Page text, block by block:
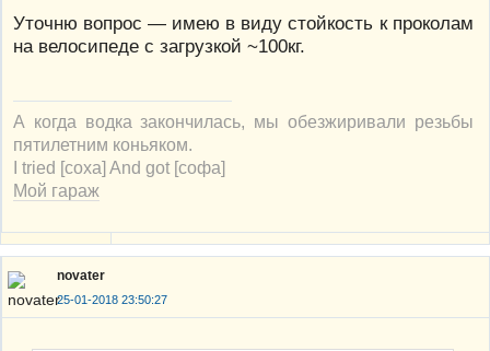
Уточню вопрос — имею в виду стойкость к проколам
на велосипеде с загрузкой ~100кг.
А когда водка закончилась, мы обезжиривали резьбы
пятилетним коньяком.
I tried [соха] And got [софа]
Мой гараж
novater
25-01-2018 23:50:27